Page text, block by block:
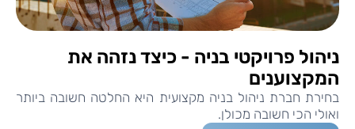
ניהול פרויקטי בניה - כיצד נזהה את
המקצוענים
בחירת חברת ניהול בניה מקצועית היא החלטה חשובה ביותר
ואולי הכי חשובה מכולן.